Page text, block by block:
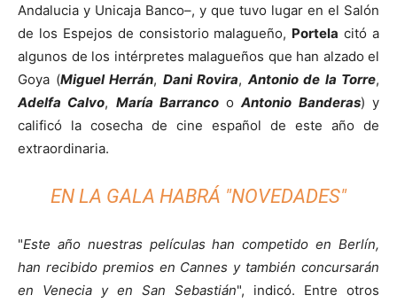
Andalucia y Unicaja Banco–, y que tuvo lugar en el Salón
de los Espejos de consistorio malagueño, Portela citó a
algunos de los intérpretes malagueños que han alzado el
Goya (Miguel Herrán, Dani Rovira, Antonio de la Torre,
Adelfa Calvo, María BarrancooAntonio Banderas) y
calificó la cosecha de cine español de este año de
extraordinaria.
EN LA GALA HABRÁ "NOVEDADES"
"Este año nuestras películas han competido en Berlín,
han recibido premios en Cannes y también concursarán
en Venecia y en San Sebastián", indicó. Entre otros